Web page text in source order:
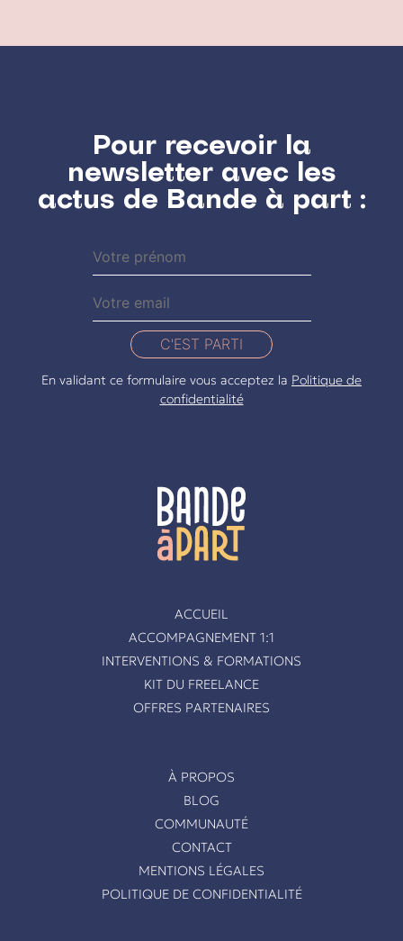
Pour recevoir la
newsletter avec les
actus de Bande à part :
C'EST PARTI
En validant ce formulaire vous acceptez la Politique de
confidentialité
ACCUEIL
ACCOMPAGNEMENT 1:1
INTERVENTIONS & FORMATIONS
KIT DU FREELANCE
OFFRES PARTENAIRES
À PROPOS
BLOG
COMMUNAUTÉ
CONTACT
MENTIONS LÉGALES
POLITIQUE DE CONFIDENTIALITÉ